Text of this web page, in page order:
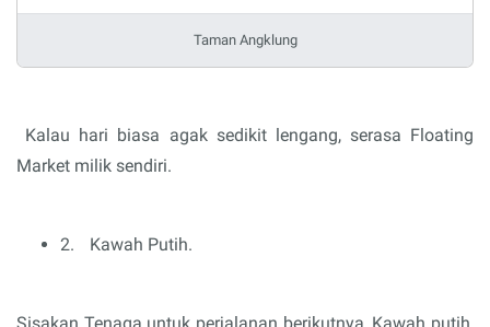
Taman Angklung
Kalau hari biasa agak sedikit lengang, serasa Floating
Market milik sendiri.
2. Kawah Putih.